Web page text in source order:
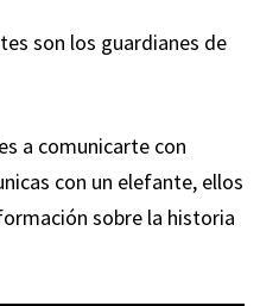
son los guardianes de
a comunicarte con
con un elefante, ellos
sobre la historia